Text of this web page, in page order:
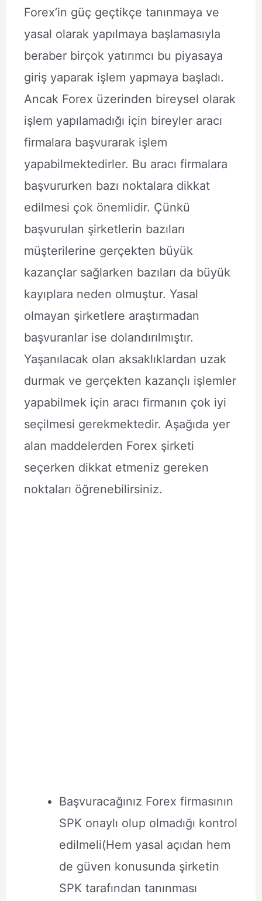
Forex’in güç geçtikçe tanınmaya ve
yasal olarak yapılmaya başlamasıyla
beraber birçok yatırımcı bu piyasaya
giriş yaparak işlem yapmaya başladı.
Ancak Forex üzerinden bireysel olarak
işlem yapılamadığı için bireyler aracı
firmalara başvurarak işlem
yapabilmektedirler. Bu aracı firmalara
başvururken bazı noktalara dikkat
edilmesi çok önemlidir. Çünkü
başvurulan şirketlerin bazıları
müşterilerine gerçekten büyük
kazançlar sağlarken bazıları da büyük
kayıplara neden olmuştur. Yasal
olmayan şirketlere araştırmadan
başvuranlar ise dolandırılmıştır.
Yaşanılacak olan aksaklıklardan uzak
durmak ve gerçekten kazançlı işlemler
yapabilmek için aracı firmanın çok iyi
seçilmesi gerekmektedir. Aşağıda yer
alan maddelerden Forex şirketi
seçerken dikkat etmeniz gereken
noktaları öğrenebilirsiniz.
Başvuracağınız Forex firmasının
SPK onaylı olup olmadığı kontrol
edilmeli(Hem yasal açıdan hem
de güven konusunda şirketin
SPK tarafından tanınması